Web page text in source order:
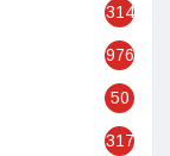
314
976
50
317